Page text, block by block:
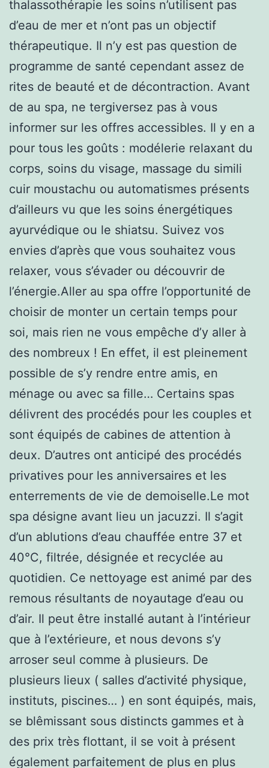
thalassothérapie les soins n’utilisent pas
d’eau de mer et n’ont pas un objectif
thérapeutique. Il n’y est pas question de
programme de santé cependant assez de
rites de beauté et de décontraction. Avant
de au spa, ne tergiversez pas à vous
informer sur les offres accessibles. Il y en a
pour tous les goûts : modélerie relaxant du
corps, soins du visage, massage du simili
cuir moustachu ou automatismes présents
d’ailleurs vu que les soins énergétiques
ayurvédique ou le shiatsu. Suivez vos
envies d’après que vous souhaitez vous
relaxer, vous s’évader ou découvrir de
l’énergie.Aller au spa offre l’opportunité de
choisir de monter un certain temps pour
soi, mais rien ne vous empêche d’y aller à
des nombreux ! En effet, il est pleinement
possible de s’y rendre entre amis, en
ménage ou avec sa fille… Certains spas
délivrent des procédés pour les couples et
sont équipés de cabines de attention à
deux. D’autres ont anticipé des procédés
privatives pour les anniversaires et les
enterrements de vie de demoiselle.Le mot
spa désigne avant lieu un jacuzzi. Il s’agit
d’un ablutions d’eau chauffée entre 37 et
40°C, filtrée, désignée et recyclée au
quotidien. Ce nettoyage est animé par des
remous résultants de noyautage d’eau ou
d’air. Il peut être installé autant à l’intérieur
que à l’extérieure, et nous devons s’y
arroser seul comme à plusieurs. De
plusieurs lieux ( salles d’activité physique,
instituts, piscines… ) en sont équipés, mais,
se blêmissant sous distincts gammes et à
des prix très flottant, il se voit à présent
également parfaitement de plus en plus